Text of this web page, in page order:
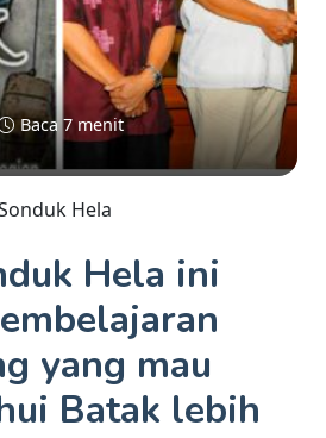
Baca 7 menit
Hela
Hela ini
yang mau
Batak lebih